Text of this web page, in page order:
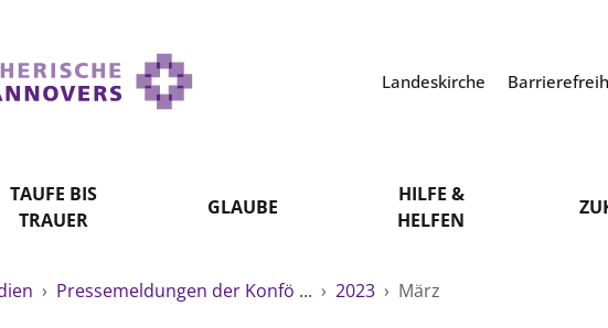
Landeskirche
TAUFE BIS
TRAUER
GLAUBE
HILFE &
HELFEN
› Pressemeldungen der Konfö ... › 2023 › März